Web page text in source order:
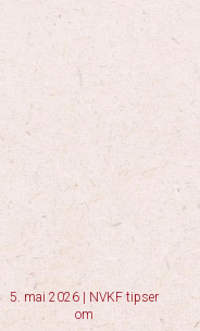
5. mai 2026
NVKF tipser
om